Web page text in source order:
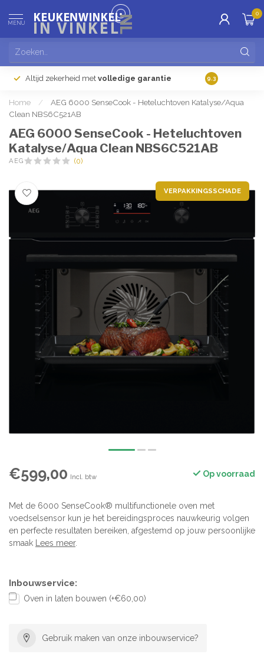
MENU
0
Altijd zekerheid met volledige garantie Gratis
9.3
Home /
AEG 6000 SenseCook - Heteluchtoven Katalyse/Aqua
Clean NBS6C521AB
AEG 6000 SenseCook - Heteluchtoven
Katalyse/Aqua Clean NBS6C521AB
AEG (0)
VERPAKKINGSSCHADE
€599,00 Incl. btw Op voorraad
Met de 6000 SenseCook® multifunctionele oven met
voedselsensor kun je het bereidingsproces nauwkeurig volgen
en perfecte resultaten bereiken, afgestemd op jouw persoonlijke
smaak Lees meer.
Inbouwservice:
Oven in laten bouwen (+€60,00)
Gebruik maken van onze inbouwservice?